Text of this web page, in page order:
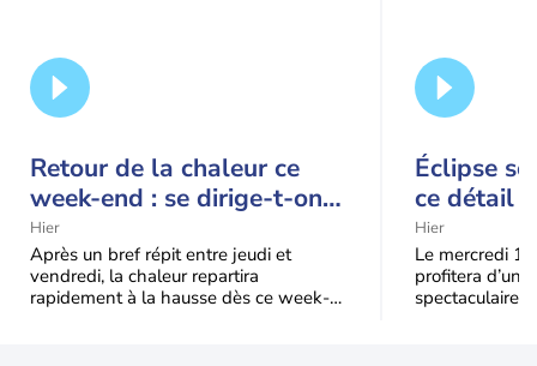
Retour de la chaleur ce
week-end : se dirige-t-on
vers une cinquième vague
de chaleur en France ?
Hier
Après un bref répit entre jeudi et
vendredi, la chaleur repartira
rapidement à la hausse dès ce week-
Éclipse
ce détail
spectacle
Hier
Le mercredi
profitera
spectaculaire,